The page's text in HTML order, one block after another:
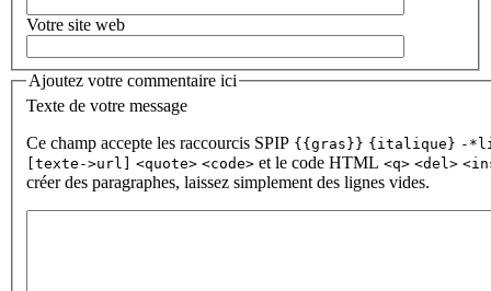
Votre site web
Ajoutez votre commentaire ici
Texte de votre message
Ce champ accepte les raccourcis SPIP {{gras}} {italique} -
[texte->url]
<quote> <code> et le code HTML <q> <del>
créer des paragraphes, laissez simplement des lignes vides.